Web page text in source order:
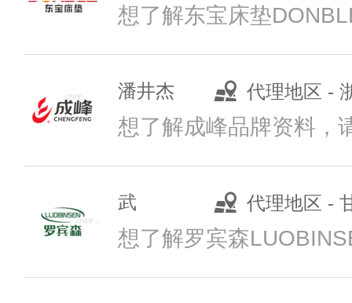
品牌电话：
东芝门业
预算参考：￥
品牌电话：
驴充充
预算参考：￥
潘井杰 代理地区 -
想了解成峰品牌资料，
武 代理地区 -
卢春晖 代理地区 -